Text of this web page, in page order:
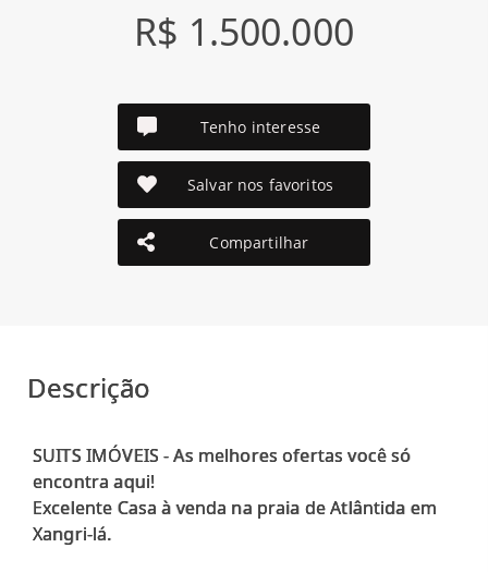
R$ 1.500.000
Tenho interesse
Salvar nos favoritos
Compartilhar
Descrição
SUITS IMÓVEIS - As melhores ofertas você só
encontra aqui!
Excelente Casa à venda na praia de Atlântida em
Xangri-lá.